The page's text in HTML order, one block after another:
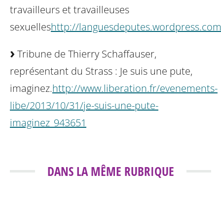
travailleurs et travailleuses
sexuelleshttp://
Tribune de Thierry Schaffauser,
représentant du Strass : Je suis une pute,
imaginez.http://www.liberation.fr/evenements-
libe/2013/10/31/je-suis-une-pute-
imaginez_943651
DANS LA MÊME RUBRIQUE